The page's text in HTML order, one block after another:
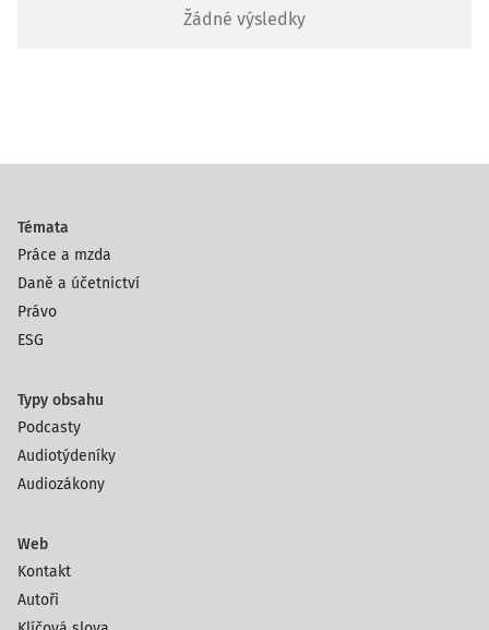
Žádné výsledky
Témata
Práce a mzda
Daně a účetnictví
Právo
ESG
Typy obsahu
Podcasty
Audiotýdeníky
Audiozákony
Web
Kontakt
Autoři